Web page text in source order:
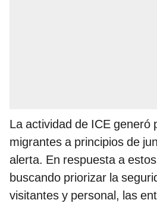
La actividad de ICE generó
migrantes a principios de
alerta. En respuesta a
buscando priorizar la
visitantes y personal, las